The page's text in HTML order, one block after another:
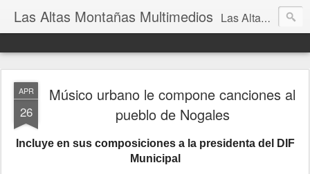
Las Altas Montañas Multimedios Las Altas Montañas Multimedios
APR
26
Músico urbano le compone canciones al
pueblo de Nogales
Incluye en sus composiciones a la presidenta del DIF
Municipal